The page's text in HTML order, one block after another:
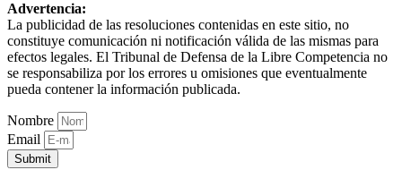
Advertencia:
La publicidad de las resoluciones contenidas en este sitio, no
constituye comunicación ni notificación válida de las mismas para
efectos legales. El Tribunal de Defensa de la Libre Competencia no
se responsabiliza por los errores u omisiones que eventualmente
pueda contener la información publicada.
Nombre
Email
Submit